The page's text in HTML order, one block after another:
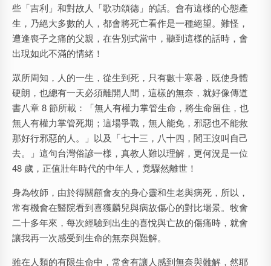
些「吉利」和對故人「歌功頌德」的話。會有這樣的心態產
生，乃絕大多數的人，都會將死亡看作是一種絕望。難怪，
遭逢喪子之痛的父親，在告別式當中，聽到這樣的話時，會
出現如此不滿的情緒！
眾所周知，人的一生，從生到死，只有數十寒暑，既使身體
硬朗，也總有一天必須離開人間，這樣的無奈，就好像傳道
書八章 8 節所載：「無人有權力掌管生命，將生命留住，也
無人有權力掌管死期；這場爭戰，無人能免，邪惡也不能救
那好行邪惡的人。」以及「七十三，八十四，閻王沒叫自己
去。」這句台灣俗諺一樣，真教人難以理解，更何況是一位
48 歲，正值壯年時代的中年人，竟驟然離世！
身為牧師，由於得關顧會友的身心靈和生老與病死，所以，
常有機會在醫院看到喜獲麟兒與病故傷心的對比場景。牧會
二十多年來，每次經驗到出生的喜悅與亡故的傷痛時，就會
讓我再一次感受到生命的無奈與難解。
雖在人類的有限生命中，常會有讓人感到無奈與難解，然耶